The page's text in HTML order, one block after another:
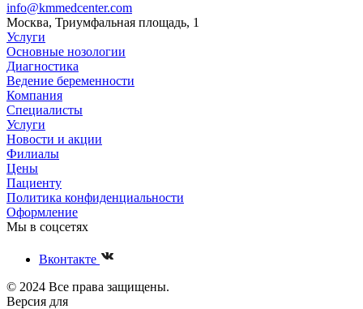
info@kmmedcenter.com
Москва, Триумфальная площадь, 1
Услуги
Основные нозологии
Диагностика
Ведение беременности
Компания
Специалисты
Услуги
Новости и акции
Филиалы
Цены
Пациенту
Политика конфиденциальности
Оформление
Мы в соцсетях
Вконтакте
© 2024 Все права защищены.
Версия для